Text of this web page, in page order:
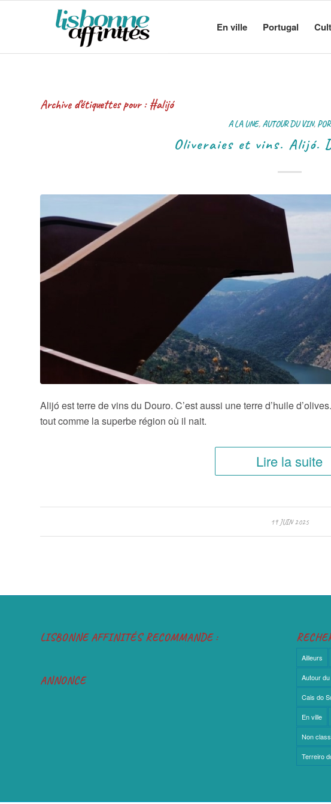
En ville Portugal
Archive d’étiquettes pour :#alijó
A LA UNE, AUTOUR DU VIN,
Oliveraies et vins. Alijó.
Alijó est terre de vins du Douro. C’est aussi une terre d’huile
tout comme la superbe région où il nait.
Lire la suite
19 JUIN 2025
LISBONNE AFFINITÉS RECOMMANDE :
ANNONCE
Ailleurs
Autour
Cais do
En ville
Non
Terreiro